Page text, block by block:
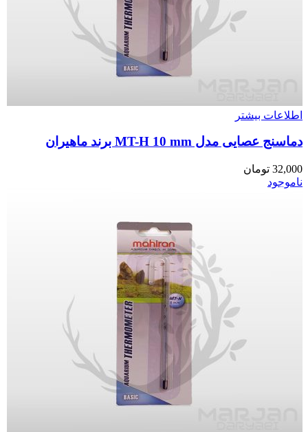
اطلاعات بیشتر
دماسنج عصایی مدل MT-H 10 mm برند ماهیران
32,000 تومان
ناموجود